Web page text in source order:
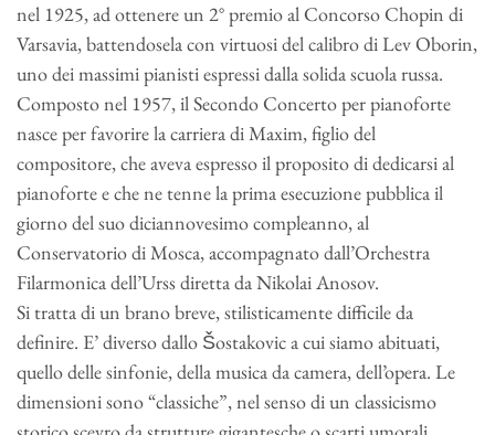
nel 1925, ad ottenere un 2° premio al Concorso Chopin di
Varsavia, battendosela con virtuosi del calibro di Lev Oborin,
uno dei massimi pianisti espressi dalla solida scuola russa.
Composto nel 1957, il Secondo Concerto per pianoforte
nasce per favorire la carriera di Maxim, figlio del
compositore, che aveva espresso il proposito di dedicarsi al
pianoforte e che ne tenne la prima esecuzione pubblica il
giorno del suo diciannovesimo compleanno, al
Conservatorio di Mosca, accompagnato dall’Orchestra
Filarmonica dell’Urss diretta da Nikolai Anosov.
Si tratta di un brano breve, stilisticamente difficile da
definire. E’ diverso dallo Šostakovic a cui siamo abituati,
quello delle sinfonie, della musica da camera, dell’opera. Le
dimensioni sono “classiche”, nel senso di un classicismo